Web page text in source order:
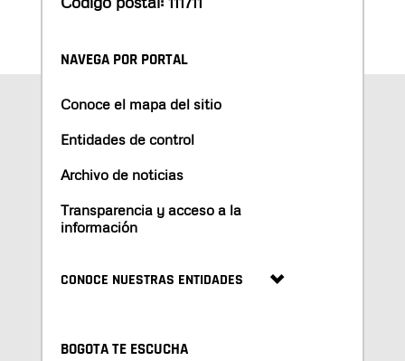
NAVEGA POR PORTAL
Conoce el mapa del sitio
Entidades de control
Archivo de noticias
Transparencia y acceso a la
información
CONOCE NUESTRAS ENTIDADES
BOGOTA TE ESCUCHA